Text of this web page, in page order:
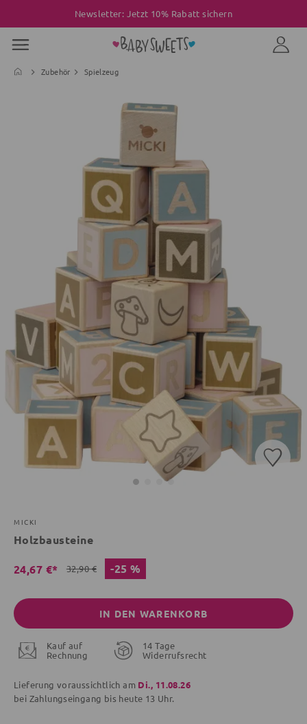
Newsletter: Jetzt 10% Rabatt sichern
Zubehör Spielzeug
MICKI
Holzbausteine
24,67 €* 32,90 € -25 %
IN DEN WARENKORB
Kauf auf
Rechnung
14 Tage
Widerrufsrecht
Lieferung voraussichtlich am Di., 11.08.26
bei Zahlungseingang bis heute 13 Uhr.